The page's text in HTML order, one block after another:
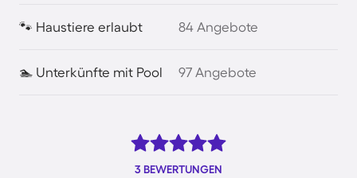
🐾 Haustiere erlaubt 84 Angebote
🏊 Unterkünfte mit Pool 97 Angebote
3 BEWERTUNGEN